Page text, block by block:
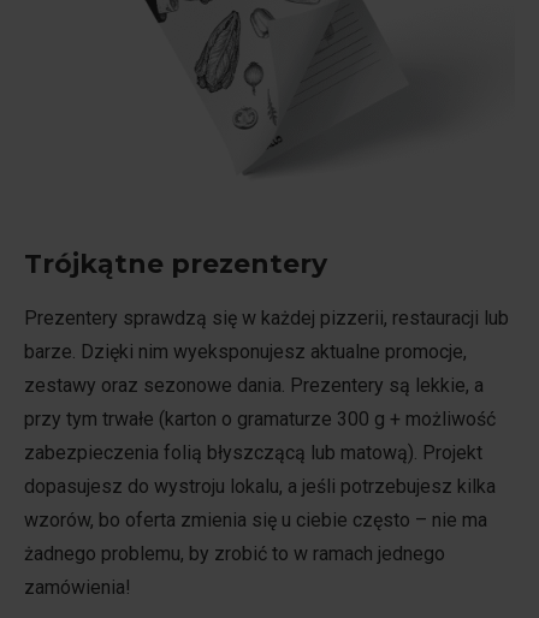
Trójkątne prezentery
Prezentery sprawdzą się w każdej pizzerii, restauracji lub
barze. Dzięki nim wyeksponujesz aktualne promocje,
zestawy oraz sezonowe dania. Prezentery są lekkie, a
przy tym trwałe (karton o gramaturze 300 g + możliwość
zabezpieczenia folią błyszczącą lub matową). Projekt
dopasujesz do wystroju lokalu, a jeśli potrzebujesz kilka
wzorów, bo oferta zmienia się u ciebie często – nie ma
żadnego problemu, by zrobić to w ramach jednego
zamówienia!